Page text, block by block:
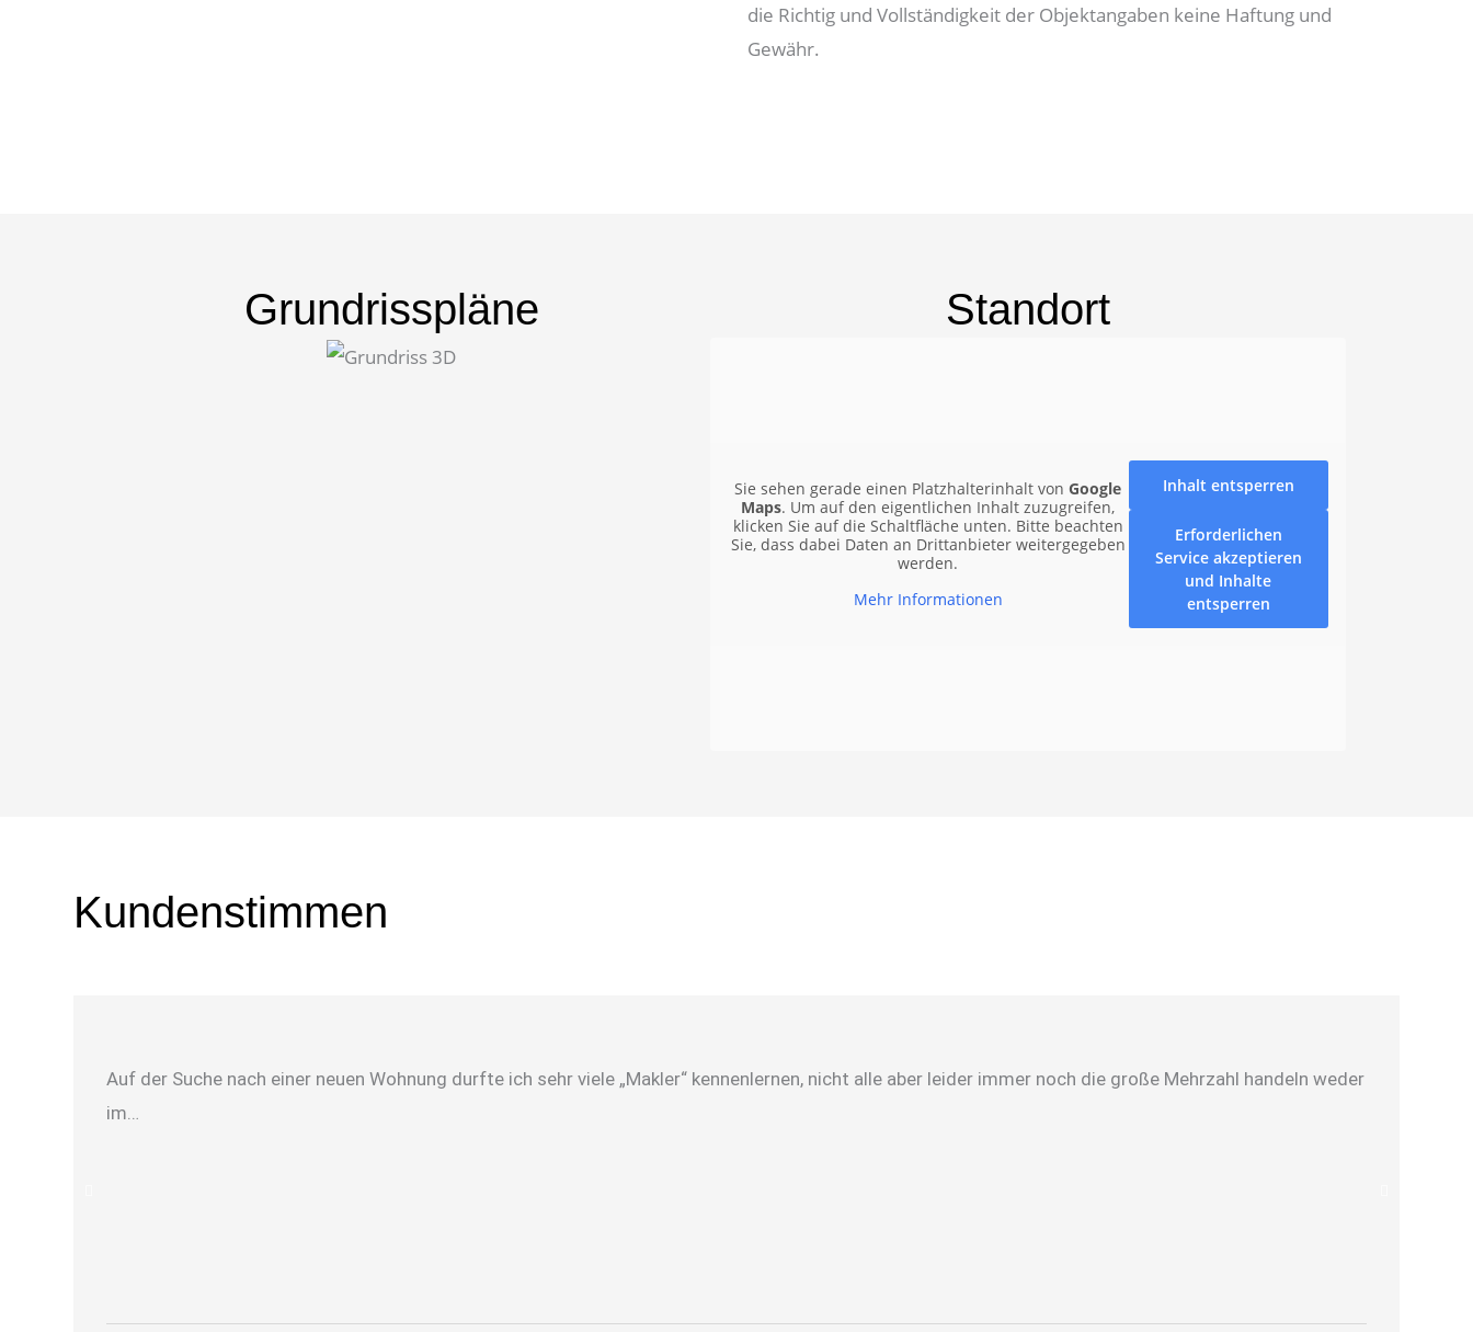
die Richtig und Vollständigkeit der Objektangaben keine Haftung und
Gewähr.
Grundrisspläne Standort
Sie sehen gerade einen Platzhalterinhalt vonGoogle
Maps. Um auf den eigentlichen Inhalt zuzugreifen,
klicken Sie auf die Schaltfläche unten. Bitte beachten
Sie, dass dabei Daten an Drittanbieter weitergegeben
werden.
Mehr Informationen
Inhalt entsperren
Erforderlichen
Service akzeptieren
und Inhalte
entsperren
Kundenstimmen
Auf der Suche nach einer neuen Wohnung durfte ich sehr viele „Makler“ kennenlernen, nicht alle aber leider immer noch die große Mehrzahl handeln weder
im…